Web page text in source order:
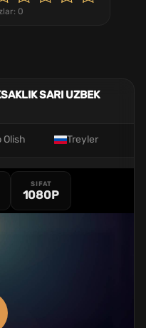
0
SARI UZBEK
Olish Treyler
SIFAT
1080P